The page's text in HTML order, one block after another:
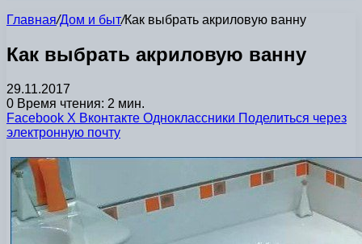
Главная/Дом и быт/Как выбрать акриловую ванну
Как выбрать акриловую ванну
29.11.2017
0 Время чтения: 2 мин.
Facebook X Вконтакте Одноклассники Поделиться через
электронную почту